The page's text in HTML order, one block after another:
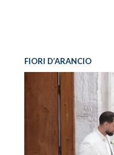
FIORI D’ARANCIO